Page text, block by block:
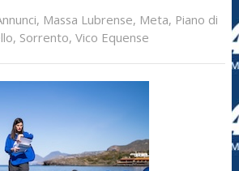
, Massa Lubrense, Meta, Piano di
, Sorrento, Vico Equense